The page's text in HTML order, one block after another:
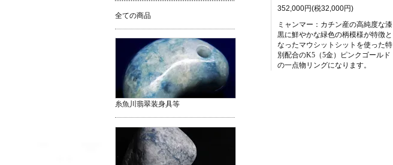
352,000円(税32,000円)
ミャンマー：カチン産の高純度な漆
黒に鮮やかな緑色の柄模様が特徴と
なったマウシットシットを使った特
別配合のK5（5金）ピンクゴールド
の一点物リングになります。
全ての商品
糸魚川翡翠装身具等